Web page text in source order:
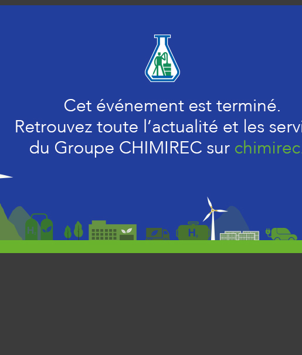
02 Octobre 2018
A partir de 11h30
CHIMIREC CORSICA vous convie à venir sur
du Groupe. Créée en 2000, cette filiale du Groupe
collecte des huiles usagées, la collecte et le
le nettoyage industriel. Elle assure la collecte des
Z.A DE FOLELLI 20213 PENTA DI CASINCA
communication@chimirec.fr
JE M'INSCRIS CONTACT MENTIONS LÉGALES